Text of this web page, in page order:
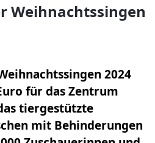
Weihnachtssingen
2024
für das Zentrum
tiergestützte
mit Behinderungen